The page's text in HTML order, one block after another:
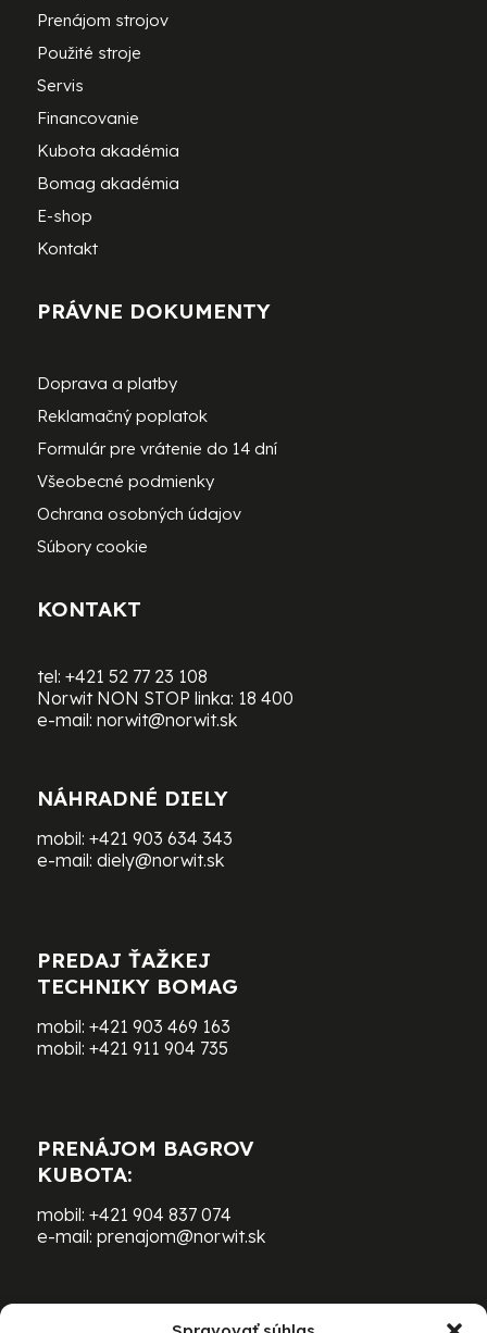
Prenájom strojov
Použité stroje
Servis
Financovanie
Kubota akadémia
Bomag akadémia
E-shop
Kontakt
PRÁVNE DOKUMENTY
Doprava a platby
Reklamačný poplatok
Formulár pre vrátenie do 14 dní
Všeobecné podmienky
Ochrana osobných údajov
Súbory cookie
KONTAKT
tel: +421 52 77 23 108
Norwit NON STOP linka: 18 400
e-mail: norwit@norwit.sk
NÁHRADNÉ DIELY
mobil: +421 903 634 343
e-mail: diely@norwit.sk
PREDAJ ŤAŽKEJ
TECHNIKY BOMAG
mobil: +421 903 469 163
mobil: +421 911 904 735
PRENÁJOM BAGROV
KUBOTA:
mobil: +421 904 837 074
e-mail: prenajom@norwit.sk